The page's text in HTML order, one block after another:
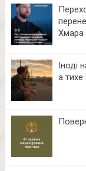
Хмара
Іноді
а тихе